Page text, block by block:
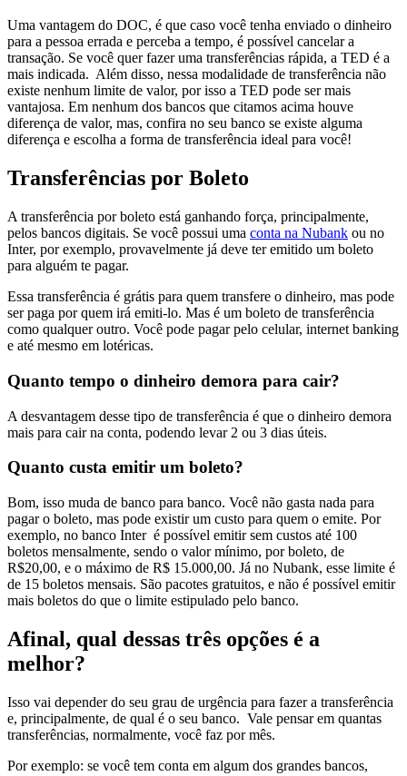
Uma vantagem do DOC, é que caso você tenha enviado o dinheiro
para a pessoa errada e perceba a tempo, é possível cancelar a
transação. Se você quer fazer uma transferências rápida, a TED é a
mais indicada. Além disso, nessa modalidade de transferência não
existe nenhum limite de valor, por isso a TED pode ser mais
vantajosa. Em nenhum dos bancos que citamos acima houve
diferença de valor, mas, confira no seu banco se existe alguma
diferença e escolha a forma de transferência ideal para você!
Transferências por Boleto
A transferência por boleto está ganhando força, principalmente,
pelos bancos digitais. Se você possui uma conta na Nubank ou no
Inter, por exemplo, provavelmente já deve ter emitido um boleto
para alguém te pagar.
Essa transferência é grátis para quem transfere o dinheiro, mas pode
ser paga por quem irá emiti-lo. Mas é um boleto de transferência
como qualquer outro. Você pode pagar pelo celular, internet banking
e até mesmo em lotéricas.
Quanto tempo o dinheiro demora para cair?
A desvantagem desse tipo de transferência é que o dinheiro demora
mais para cair na conta, podendo levar 2 ou 3 dias úteis.
Quanto custa emitir um boleto?
Bom, isso muda de banco para banco. Você não gasta nada para
pagar o boleto, mas pode existir um custo para quem o emite. Por
exemplo, no banco Inter é possível emitir sem custos até 100
boletos mensalmente, sendo o valor mínimo, por boleto, de
R$20,00, e o máximo de R$ 15.000,00. Já no Nubank, esse limite é
de 15 boletos mensais. São pacotes gratuitos, e não é possível emitir
mais boletos do que o limite estipulado pelo banco.
Afinal, qual dessas três opções é a
melhor?
Isso vai depender do seu grau de urgência para fazer a transferência
e, principalmente, de qual é o seu banco. Vale pensar em quantas
transferências, normalmente, você faz por mês.
Por exemplo: se você tem conta em algum dos grandes bancos,